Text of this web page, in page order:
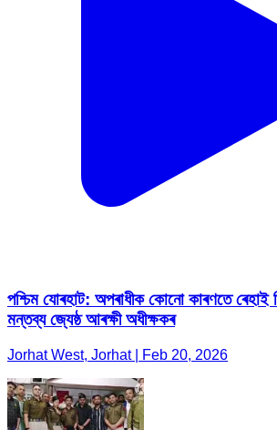
পশ্চিম যোৰহাট: অপৰাধীক কোনো কাৰণতে ৰেহাই
মন্তব্য জ্যেষ্ঠ আৰক্ষী অধীক্ষকৰ
Jorhat West, Jorhat | Feb 20, 2026